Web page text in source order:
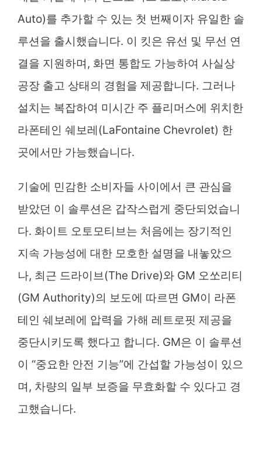
Auto)를 추가할 수 있는 첫 번째이자 유일한 솔
루션을 출시했습니다. 이 킷은 유선 및 무선 연
결을 지원하며, 화면 통합도 가능하여 사실상
공장 출고 상태의 경험을 제공합니다. 그러나
설치는 복잡하여 미시간 주 플리머스에 위치한
라폰테인 쉐보레(LaFontaine Chevrolet) 한
곳에서만 가능했습니다.
기술에 민감한 소비자들 사이에서 큰 관심을
받았던 이 솔루션은 갑작스럽게 중단되었습니
다. 화이트 오토모티브는 처음에는 장기적인
지속 가능성에 대한 모호한 설명을 내놓았으
나, 최근 드라이브(The Drive)와 GM 오쏘리티
(GM Authority)의 보도에 따르면 GM이 라폰
테인 쉐보레에 압력을 가해 레트로핏 제공을
중단시키도록 했다고 합니다. GM은 이 솔루션
이 “중요한 안전 기능”에 간섭할 가능성이 있으
며, 차량의 일부 보증을 무효화할 수 있다고 경
고했습니다.